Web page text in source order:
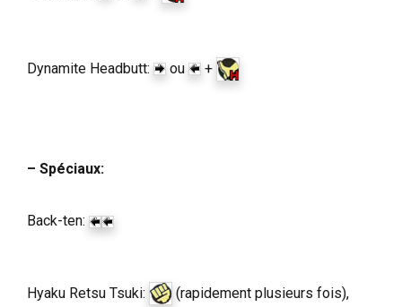
Dynamite Headbutt: ou +
– Spéciaux:
Back-ten:
Hyaku Retsu Tsuki: (rapidement plusieurs fois),